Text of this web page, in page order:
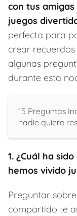
con tus
juegos
perfecta para
crear
algunas
durante esta
15 Preguntas
nadie quiere
1. ¿Cuál ha
hemos vivido
Preguntar
compartido te